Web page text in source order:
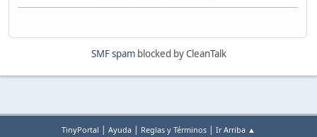
SMF spamblocked by CleanTalk
TinyPortal | Ayuda | Reglas y Términos | Ir Arriba ▲